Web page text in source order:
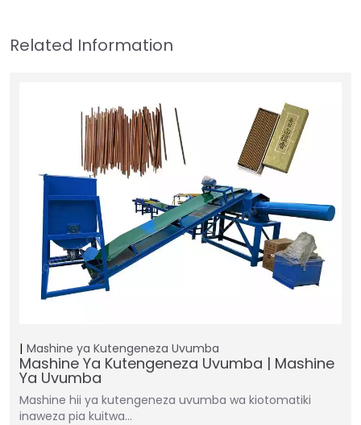
Mashine ya Kutengeneza Uvumba
Mashine Ya Kutengeneza Uvumba | Mashine
Ya Uvumba
Mashine hii ya kutengeneza uvumba wa kiotomatiki
inaweza pia kuitwa…